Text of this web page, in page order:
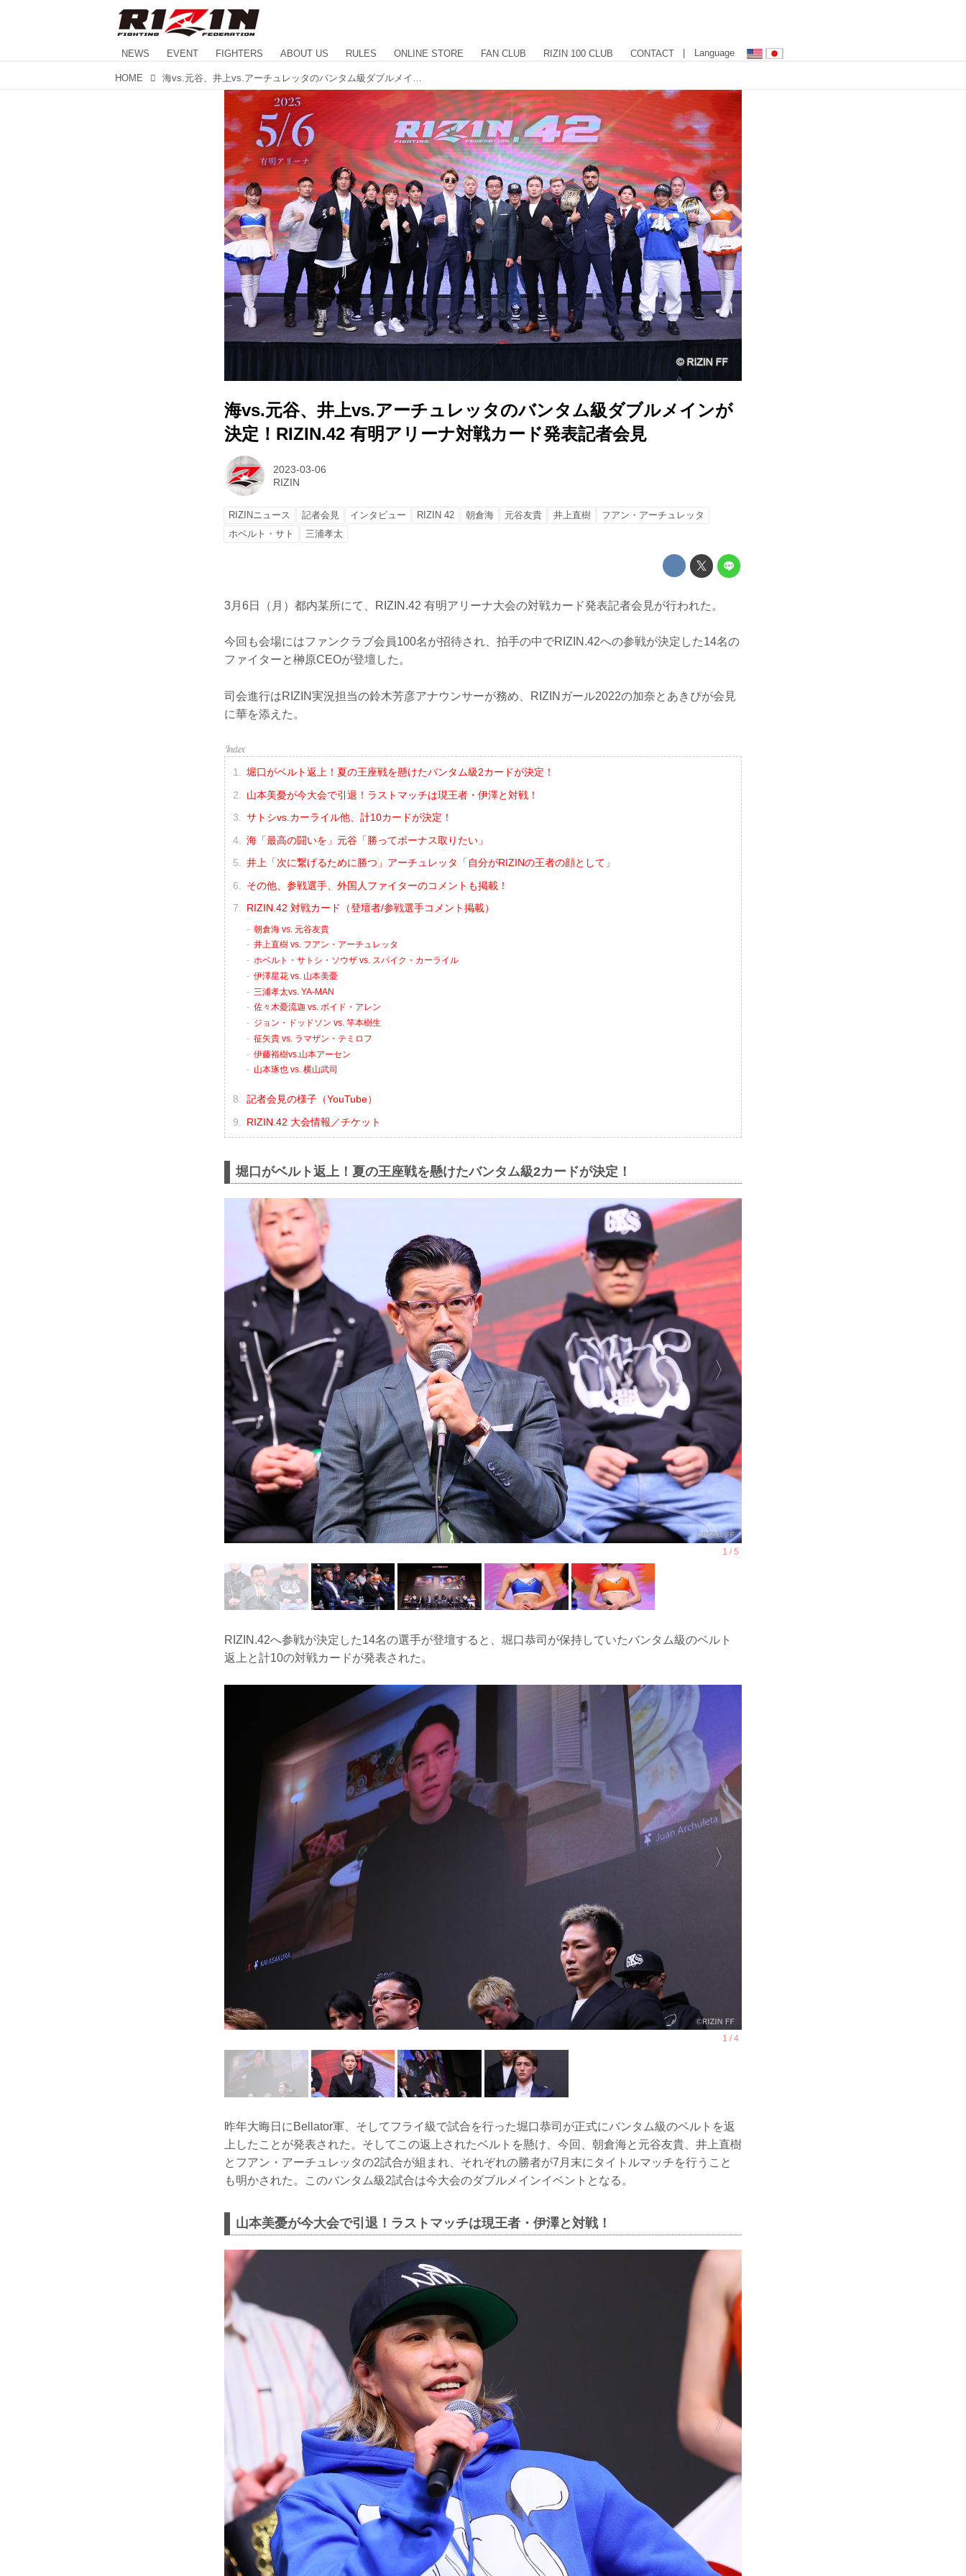
NEWS EVENT FIGHTERS ABOUT US RULES ONLINE STORE FAN CLUB RIZIN 100 CLUB CONTACT | Language
HOME
海vs.元谷、井上vs.アーチュレッタのバンタム級ダブルメインが
決定！RIZIN.42 有明アリーナ対戦カード発表記者会見
2023-03-06
RIZIN
RIZINニュース 記者会見 インタビュー RIZIN 42 朝倉海 元谷友貴 井上直樹
フアン・アーチュレッタ
ホベルト・サト
三浦孝太
3月6日（月）都内某所にて、RIZIN.42 有明アリーナ大会の対戦カード発表記者会見が行われた。
今回も会場にはファンクラブ会員100名が招待され、拍手の中でRIZIN.42への参戦が決定した14名の
ファイターと榊原CEOが登壇した。
司会進行はRIZIN実況担当の鈴木芳彦アナウンサーが務め、RIZINガール2022の加奈とあきぴが会見
に華を添えた。
堀口がベルト返上！夏の王座戦を懸けたバンタム級2カードが決定！
山本美憂が今大会で引退！ラストマッチは現王者・伊澤と対戦！
サトシvs.カーライル他、計10カードが決定！
海「最高の闘いを」元谷「勝ってボーナス取りたい」
井上「次に繋げるために勝つ」アーチュレッタ「自分がRIZINの王者の顔として」
その他、参戦選手、外国人ファイターのコメントも掲載！
RIZIN.42 対戦カード（登壇者/参戦選手コメント掲載）
朝倉海 vs. 元谷友貴
井上直樹 vs. フアン・アーチュレッタ
ホベルト・サトシ・ソウザ vs. スパイク・カーライル
伊澤星花 vs. 山本美憂
三浦孝太vs. YA-MAN
佐々木憂流迦 vs. ボイド・アレン
ジョン・ドッドソン vs. 竿本樹生
征矢貴 vs. ラマザン・テミロフ
伊藤裕樹vs.山本アーセン
山本琢也 vs. 横山武司
記者会見の様子（YouTube）
RIZIN.42 大会情報／チケット
堀口がベルト返上！夏の王座戦を懸けたバンタム級2カードが決定！
RIZIN.42へ参戦が決定した14名の選手が登壇すると、堀口恭司が保持していたバンタム級のベルト
返上と計10の対戦カードが発表された。
昨年大晦日にBellator軍、そしてフライ級で試合を行った堀口恭司が正式にバンタム級のベルトを返
上したことが発表された。そしてこの返上されたベルトを懸け、今回、朝倉海と元谷友貴、井上直樹
とフアン・アーチュレッタの2試合が組まれ、それぞれの勝者が7月末にタイトルマッチを行うこと
も明かされた。このバンタム級2試合は今大会のダブルメインイベントとなる。
山本美憂が今大会で引退！ラストマッチは現王者・伊澤と対戦！